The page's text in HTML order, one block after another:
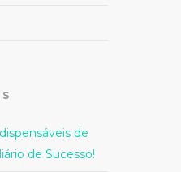
de
de Sucesso!